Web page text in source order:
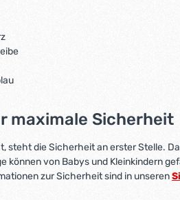
maximale Sicherheit
steht die Sicherheit an erster Stelle.
können von Babys und Kleinkindern
zur Sicherheit sind in unseren